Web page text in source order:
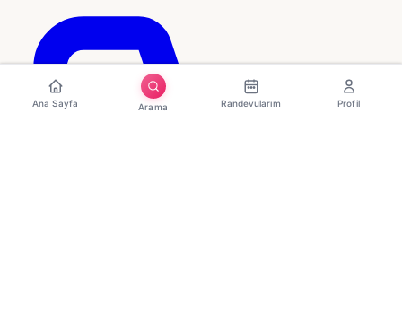
Ana Sayfa Arama Randevularım Profil